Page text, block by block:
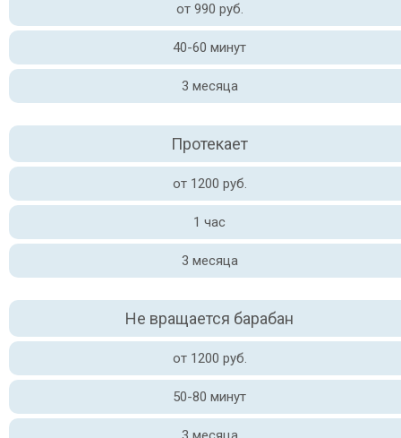
от 990 руб.
40-60 минут
3 месяца
Протекает
от 1200 руб.
1 час
3 месяца
Не вращается барабан
от 1200 руб.
50-80 минут